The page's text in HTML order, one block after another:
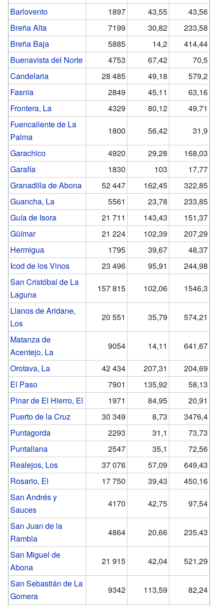
Barlovento
1897 43,55
43,56
Breña Alta
7199 30,82
233,58
Breña Baja
5885 14,2
414,44
Buenavista del Norte
4753 67,42
70,5
Candelaria
28 485 49,18
579,2
Fasnia
2849 45,11
63,16
Frontera, La
4329 80,12
49,71
Fuencaliente de La
Palma
1800 56,42
31,9
Garachico
4920 29,28
168,03
Garafía
1830 103
17,77
Granadilla de Abona
52 447 162,45
322,85
Guancha, La
5561 23,78
233,85
Guía de Isora
21 711 143,43
151,37
Güímar
21 224 102,39
207,29
Hermigua
1795 39,67
48,37
Icod de los Vinos
23 496 95,91
244,98
San Cristóbal de La
Laguna
157 815 102,06
1546,3
Llanos de Aridane,
Los
20 551 35,79
574,21
Matanza de
Acentejo, La
9054 14,11
641,67
Orotava, La
42 434 207,31
204,69
El Paso
7901 135,92
58,13
Pinar de El Hierro, El
1971 84,95
20,91
Puerto de la Cruz
30 349 8,73
3476,4
Puntagorda
2293 31,1
73,73
Puntallana
2547 35,1
72,56
Realejos, Los
37 076 57,09
649,43
Rosario, El
17 750 39,43
450,16
San Andrés y
Sauces
4170 42,75
97,54
San Juan de la
Rambla
4864 20,66
235,43
San Miguel de
Abona
21 915 42,04
521,29
San Sebastián de La
Gomera
9342 113,59
82,24